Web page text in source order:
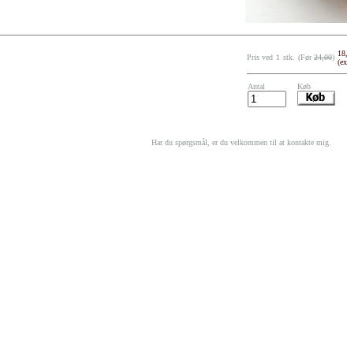
Pris ved 1 stk. (Før24,00)
Antal Køb
Har du spørgsmål, er du velkommen til at kontakte mig.